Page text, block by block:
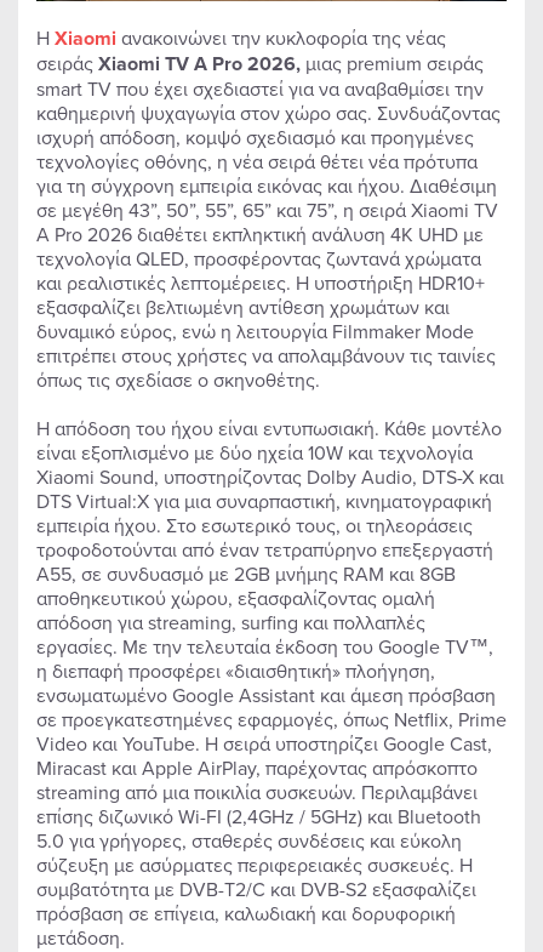
HXiaomi ανακοινώνει την κυκλοφορία της νέας
σειράςXiaomi TV A Pro 2026, μιας premium σειράς
smart TV που έχει σχεδιαστεί για να αναβαθμίσει την
καθημερινή ψυχαγωγία στον χώρο σας. Συνδυάζοντας
ισχυρή απόδοση, κομψό σχεδιασμό και προηγμένες
τεχνολογίες οθόνης, η νέα σειρά θέτει νέα πρότυπα
για τη σύγχρονη εμπειρία εικόνας και ήχου. Διαθέσιμη
σε μεγέθη 43”, 50”, 55”, 65” και 75”, η σειρά Xiaomi TV
A Pro 2026 διαθέτει εκπληκτική ανάλυση 4K UHD με
τεχνολογία QLED, προσφέροντας ζωντανά χρώματα
και ρεαλιστικές λεπτομέρειες. Η υποστήριξη HDR10+
εξασφαλίζει βελτιωμένη αντίθεση χρωμάτων και
δυναμικό εύρος, ενώ η λειτουργία Filmmaker Mode
επιτρέπει στους χρήστες να απολαμβάνουν τις ταινίες
όπως τις σχεδίασε ο σκηνοθέτης.
Η απόδοση του ήχου είναι εντυπωσιακή. Κάθε μοντέλο
είναι εξοπλισμένο με δύο ηχεία 10W και τεχνολογία
Xiaomi Sound, υποστηρίζοντας Dolby Audio, DTS-X και
DTS Virtual:X για μια συναρπαστική, κινηματογραφική
εμπειρία ήχου. Στο εσωτερικό τους, οι τηλεοράσεις
τροφοδοτούνται από έναν τετραπύρηνο επεξεργαστή
A55, σε συνδυασμό με 2GB μνήμης RAM και 8GB
αποθηκευτικού χώρου, εξασφαλίζοντας ομαλή
απόδοση για streaming, surfing και πολλαπλές
εργασίες. Με την τελευταία έκδοση του Google TV™,
η διεπαφή προσφέρει «διαισθητική» πλοήγηση,
ενσωματωμένο Google Assistant και άμεση πρόσβαση
σε προεγκατεστημένες εφαρμογές, όπως Netflix, Prime
Video και YouTube. Η σειρά υποστηρίζει Google Cast,
Miracast και Apple AirPlay, παρέχοντας απρόσκοπτο
streaming από μια ποικιλία συσκευών. Περιλαμβάνει
επίσης διζωνικό Wi-FI (2,4GHz / 5GHz) και Bluetooth
5.0 για γρήγορες, σταθερές συνδέσεις και εύκολη
σύζευξη με ασύρματες περιφερειακές συσκευές. Η
συμβατότητα με DVB-T2/C και DVB-S2 εξασφαλίζει
πρόσβαση σε επίγεια, καλωδιακή και δορυφορική
μετάδοση.